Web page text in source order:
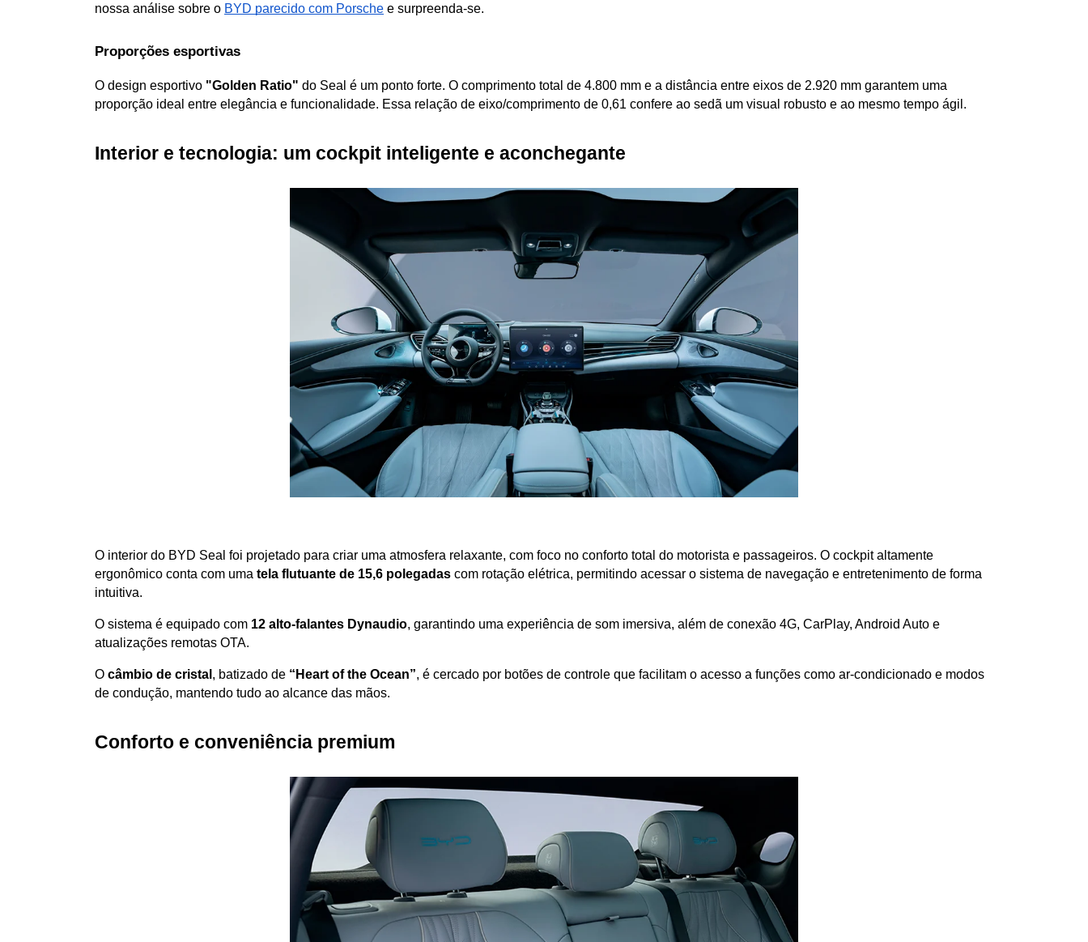
nossa análise sobre o BYD parecido com Porsche e surpreenda-se.
Proporções esportivas
O design esportivo "Golden Ratio" do Seal é um ponto forte. O comprimento total de 4.800 mm e a distância entre eixos de 2.920 mm garantem uma
proporção ideal entre elegância e funcionalidade. Essa relação de eixo/comprimento de 0,61 confere ao sedã um visual robusto e ao mesmo tempo ágil.
Interior e tecnologia: um cockpit inteligente e aconchegante
O interior do BYD Seal foi projetado para criar uma atmosfera relaxante, com foco no conforto total do motorista e passageiros. O cockpit altamente
ergonômico conta com uma tela flutuante de 15,6 polegadas com rotação elétrica, permitindo acessar o sistema de navegação e entretenimento de forma
intuitiva.
O sistema é equipado com 12 alto-falantes Dynaudio, garantindo uma experiência de som imersiva, além de conexão 4G, CarPlay, Android Auto e
atualizações remotas OTA.
O câmbio de cristal , batizado de “Heart of the Ocean”, é cercado por botões de controle que facilitam o acesso a funções como ar-condicionado e modos
de condução, mantendo tudo ao alcance das mãos.
Conforto e conveniência premium